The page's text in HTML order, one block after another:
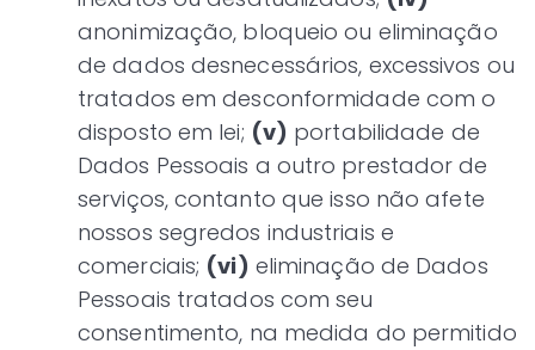
anonimização, bloqueio ou eliminação
de dados desnecessários, excessivos ou
tratados em desconformidade com o
disposto em lei; (v) portabilidade de
Dados Pessoais a outro prestador de
serviços, contanto que isso não afete
nossos segredos industriais e
comerciais; (vi) eliminação de Dados
Pessoais tratados com seu
consentimento, na medida do permitido